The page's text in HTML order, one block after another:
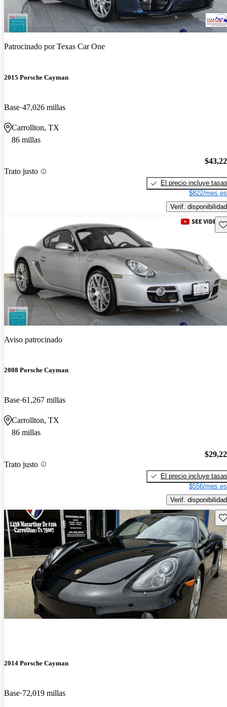
Patrocinado porTexas Car One
2015 Porsche Cayman
Base 47,026 millas
Carrollton, TX
86 millas
Trato justo
El precio incluye tasas
$822/mes
Verif. disponibilidad
Aviso patrocinado
2008 Porsche Cayman
Base 61,267 millas
Carrollton, TX
86 millas
Trato justo
El precio incluye tasas
$556/mes
Verif. disponibilidad
2014 Porsche Cayman
Base 72,019 millas